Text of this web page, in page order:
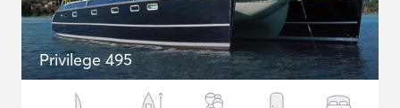
Privilege 495